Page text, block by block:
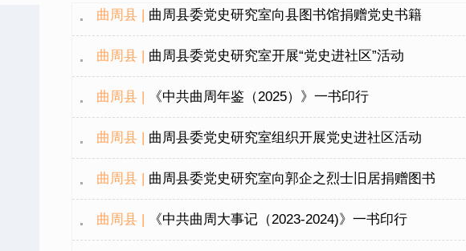
曲周县 | 曲周县委党史研究室向县图书馆捐赠党史书籍
曲周县 | 曲周县委党史研究室开展“党史进社区”活动
曲周县 | 《中共曲周年鉴（2025）》一书印行
曲周县 | 曲周县委党史研究室组织开展党史进社区活动
曲周县 | 曲周县委党史研究室向郭企之烈士旧居捐赠图书
曲周县 | 《中共曲周大事记（2023-2024)》一书印行